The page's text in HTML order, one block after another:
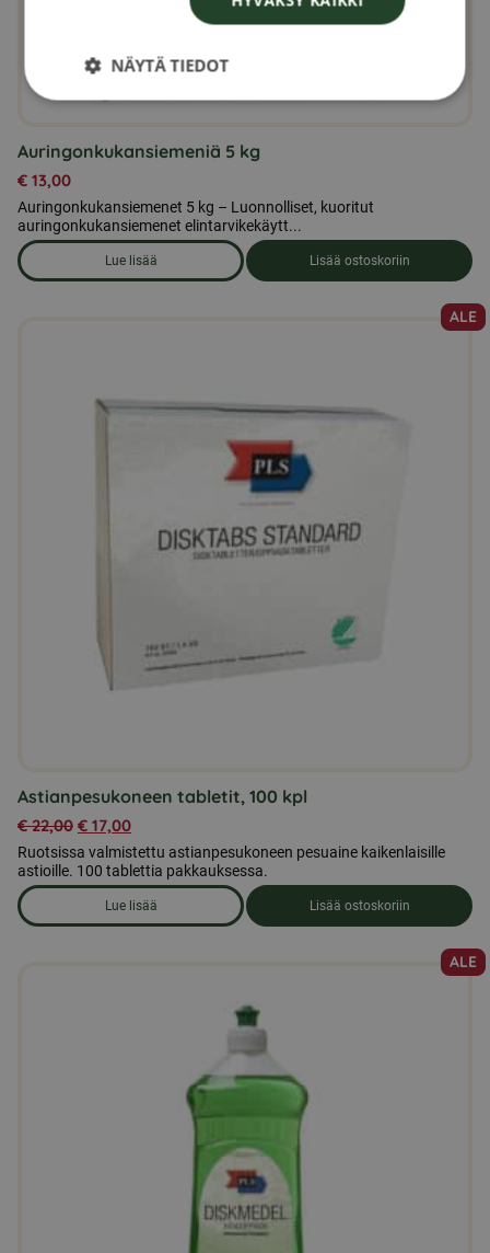
Auringonkukansiemeniä 5 kg
€ 13,00
Auringonkukansiemenet 5 kg – Luonnolliset, kuoritut
auringonkukansiemenet elintarvikekäytt...
Lue lisää
om produkten Auringonkukansiemeniä 5 kg
Lisää ostoskoriin
ALE
Astianpesukoneen tabletit, 100 kpl
€22,00 € 17,00
Ruotsissa valmistettu astianpesukoneen pesuaine kaikenlaisille
astioille. 100 tablettia pakkauksessa.
Lue lisää
om produkten Astianpesukoneen tabletit, 100 kpl
Lisää ostoskoriin
ALE
NÄYTÄ TIEDOT